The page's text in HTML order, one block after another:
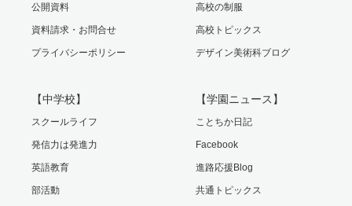
公開資料
資料請求・お問合せ
プライバシーポリシー
高校の制服
高校トピックス
デザイン美術科ブログ
【中学校】
スクールライフ
発信力は発進力
英語教育
部活動
【学園ニュース】
ことちか日記
Facebook
進路応援Blog
共通トピックス